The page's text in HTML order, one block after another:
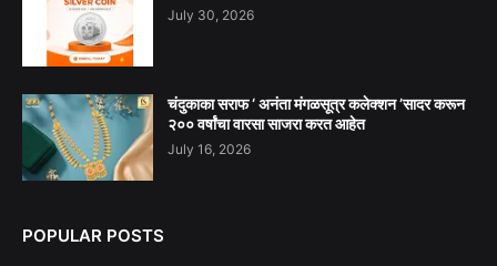
July 30, 2026
चंदुकाका सराफ ‘ अनंता मंगळसूत्र कलेक्शन ’सादर करून
२०० वर्षांचा वारसा साजरा करत आहेत
July 16, 2026
POPULAR POSTS